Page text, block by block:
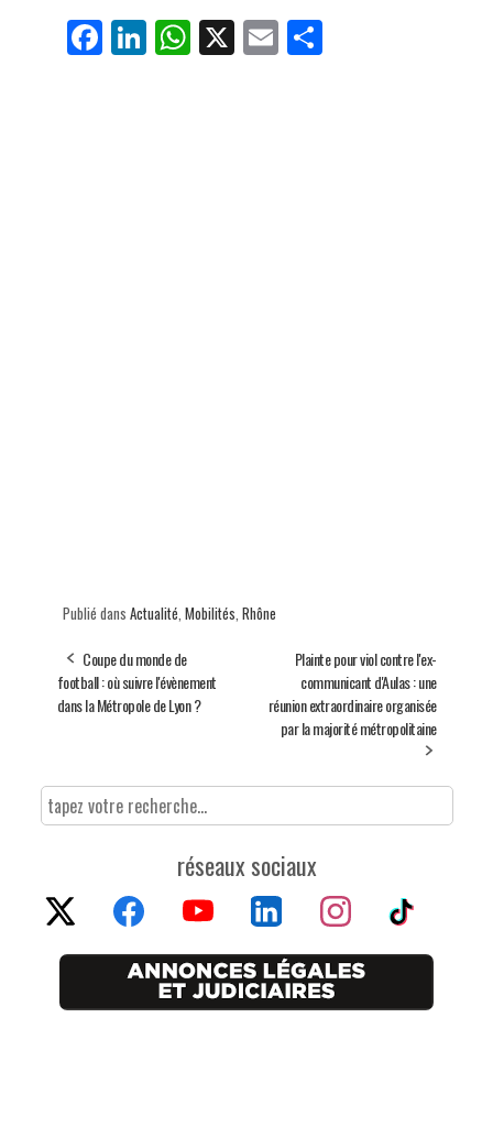
Fa
ce
Li
nk
W
ha
X E
m
Pa
rt
Publié dans Actualité Mobilités Rhône
Coupe du monde de
football : où suivre l'évènement
dans la Métropole de Lyon ?
Plainte pour viol contre l'ex-
communicant d'Aulas : une
réunion extraordinaire organisée
par la majorité métropolitaine
réseaux sociaux